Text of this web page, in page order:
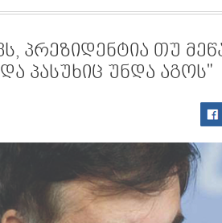
პრეზიდენტია თუ
პასუხიც უნდა აგოს"